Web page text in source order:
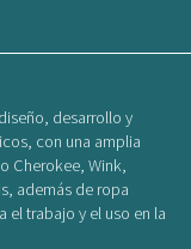
desarrollo y
con una amplia
Cherokee, Wink,
además de ropa
el trabajo y el uso en la